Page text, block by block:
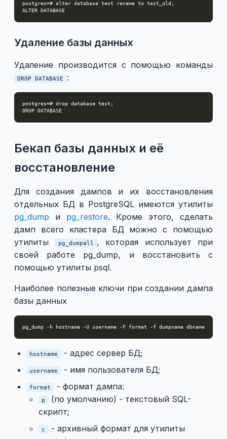
Удаление базы данных
Удаление производится с помощью команды
DROP DATABASE :
Бекап базы данных и её
восстановление
Для создания дампов и их восстановления
отдельных БД в PostgreSQL имеются утилиты
pg_dump и pg_restore. Кроме этого, сделать
дамп всего кластера БД можно с помощью
утилиты pg_dumpall , которая использует при
своей работе pg_dump, и восстановить с
помощью утилиты psql.
Наиболее полезные ключи при создании дампа
базы данных
hostname - адрес сервер БД;
username - имя пользователя БД;
format - формат дампа:
p (по умолчанию) - текстовый SQL-
скрипт;
c - архивный формат для утилиты